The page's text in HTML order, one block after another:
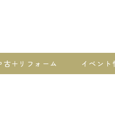
古＋リフォーム イベント